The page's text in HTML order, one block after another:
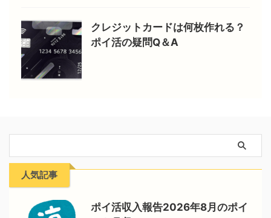
クレジットカードは何枚作れる？
ポイ活の疑問Q＆A
人気記事
ポイ活収入報告2026年8月のポイ